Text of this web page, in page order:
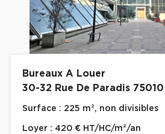
Bureaux A Louer
30-32 Rue De Paradis
Surface : 225 m², non divisibles
Loyer : 420 € HT/HC/m²/an